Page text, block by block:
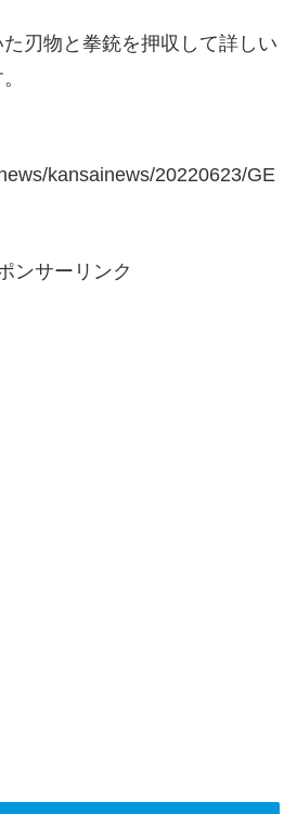
刃物と拳銃を押収して詳しい
kansainews/20220623/GE
ンサーリンク